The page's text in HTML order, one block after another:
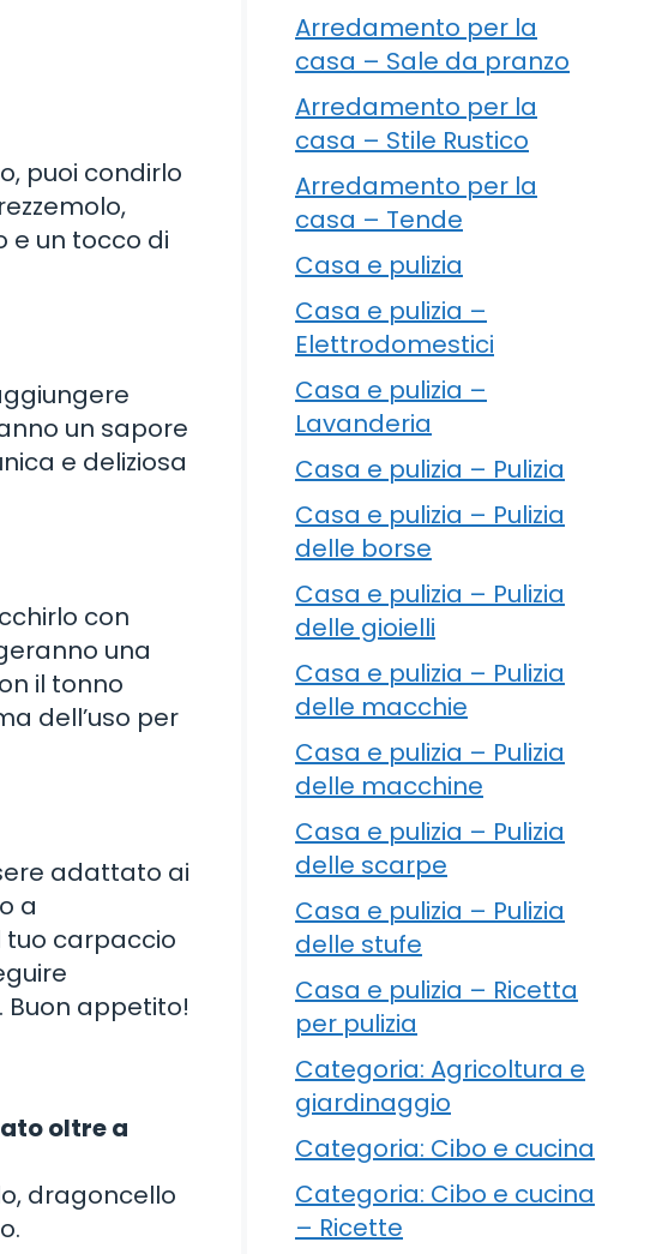
puoi condirlo
e un tocco di
un sapore
e deliziosa
con
una
il tonno
dell’uso per
adattato ai
a
tuo carpaccio
appetito!
oltre a
dragoncello
Arredamento per la
casa – Sale da pranzo
Arredamento per la
casa – Stile Rustico
Arredamento per la
casa – Tende
Casa e pulizia
Casa e pulizia –
Elettrodomestici
Casa e pulizia –
Lavanderia
Casa e pulizia – Pulizia
Casa e pulizia – Pulizia
delle borse
Casa e pulizia – Pulizia
delle gioielli
Casa e pulizia – Pulizia
delle macchie
Casa e pulizia – Pulizia
delle macchine
Casa e pulizia – Pulizia
delle scarpe
Casa e pulizia – Pulizia
delle stufe
Casa e pulizia – Ricetta
per pulizia
Categoria: Agricoltura e
giardinaggio
Categoria: Cibo e cucina
Categoria: Cibo e cucina
– Ricette